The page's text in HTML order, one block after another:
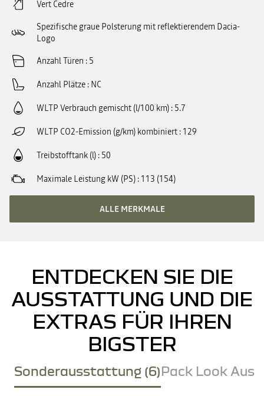
Vert Cedre
Spezifische graue Polsterung mit reflektierendem Dacia-
Logo
Anzahl Türen 5
Anzahl Plätze NC
WLTP Verbrauch gemischt (l/100 km) 5.7
WLTP CO2-Emission (g/km) kombiniert 129
Treibstofftank (l) 50
Maximale Leistung kW (PS) 113 (154)
ALLE MERKMALE
ENTDECKEN SIE DIE
AUSSTATTUNG UND DIE
EXTRAS FÜR IHREN
BIGSTER
Sonderausstattung (6)Pack Look